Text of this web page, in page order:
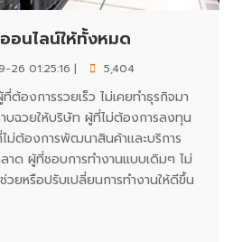
อนไลน์ให้ทั้งหมด
26 01:25:16 | 5,404
ที่ต้องการรวยเร็ว ไม่เคยทำธุรกิจมา
บฉวยให้บริษัท ผู้ที่ไม่ต้องการลงทุน
ม่ต้องการพัฒนาสินค้าและบริการ
าด ผู้ที่ชอบการทำงานแบบเดิมๆ ไม่
วยหรือปรับเปลี่ยนการทำงานให้ดีขึ้น